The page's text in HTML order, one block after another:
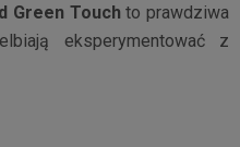
Green Touchto prawdziwa
eksperymentować z